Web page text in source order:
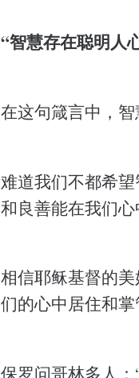
“智慧存在聪明人
在这句箴言中，智
难道我们不都希
和良善能在我们
相信耶稣基督的
们的心中居住和掌
保罗问哥林多人